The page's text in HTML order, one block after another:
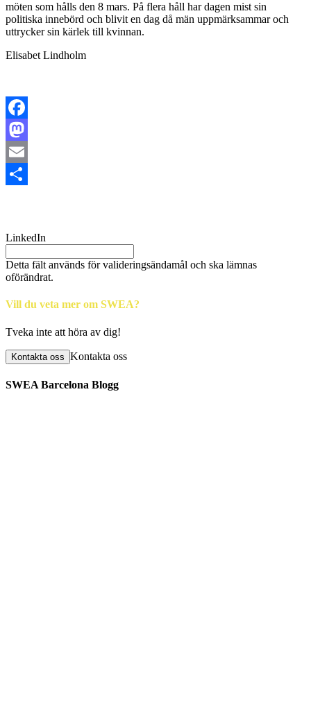
möten som hålls den 8 mars. På flera håll har dagen mist sin
politiska innebörd och blivit en dag då män uppmärksammar och
uttrycker sin kärlek till kvinnan.
Elisabet Lindholm
Facebook
Mastodon
Email
LinkedIn
Detta fält används för valideringsändamål och ska lämnas
oförändrat.
Vill du veta mer om SWEA?
Tveka inte att höra av dig!
Kontakta oss Kontakta oss
SWEA Barcelona Blogg